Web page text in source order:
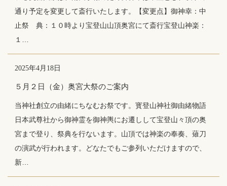
通り予定を変更して斎行いたします。【変更点】御神幸：中
止祭 典：１０時より宝登山山頂奥宮にて斎行宝登山神楽：
１…
2025年4月18日
５月２日（金）奥宮大祭のご案内
当神社創立の由緒にちなむお祭です。寳登山神社御由緒物語
日本武尊社から御神霊を御神輿にお遷しして宝登山々頂の奥
宮まで登り、祭典を行ないます。山頂では神楽の奉奏、薙刀
の演武が行われます。どなたでもご参列いただけますので、
新…